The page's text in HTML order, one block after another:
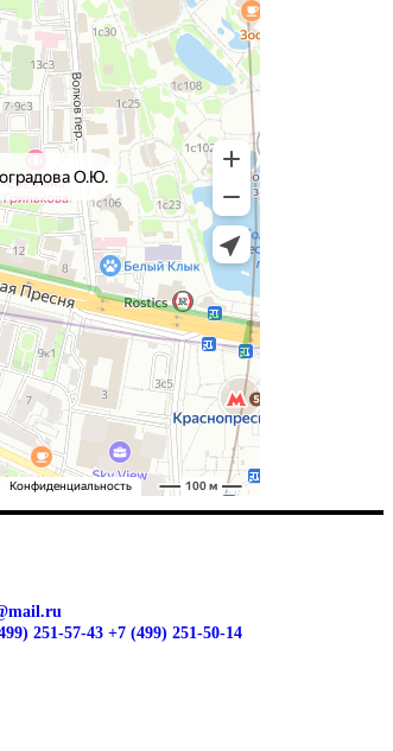
251-57-43 +7 (499) 251-50-14